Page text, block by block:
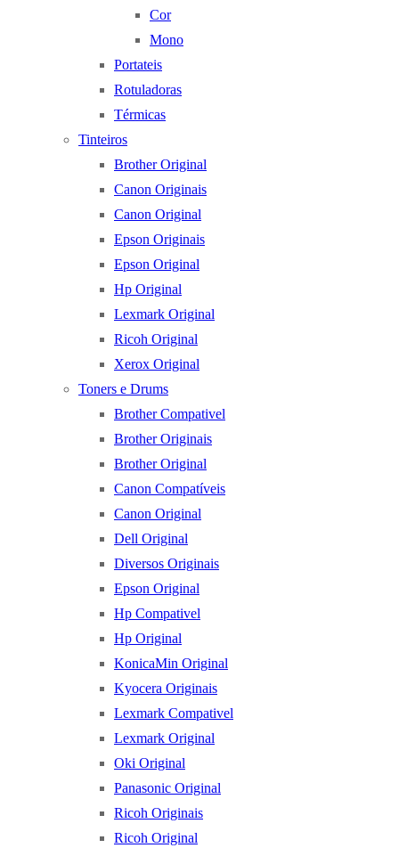
Cor
Mono
Portateis
Rotuladoras
Térmicas
Tinteiros
Brother Original
Canon Originais
Canon Original
Epson Originais
Epson Original
Hp Original
Lexmark Original
Ricoh Original
Xerox Original
Toners e Drums
Brother Compativel
Brother Originais
Brother Original
Canon Compatíveis
Canon Original
Dell Original
Diversos Originais
Epson Original
Hp Compativel
Hp Original
KonicaMin Original
Kyocera Originais
Lexmark Compativel
Lexmark Original
Oki Original
Panasonic Original
Ricoh Originais
Ricoh Original